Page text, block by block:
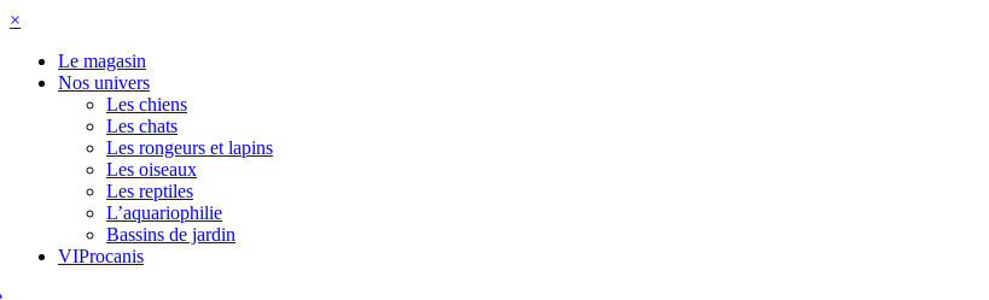
×
Le magasin
Nos univers
Les chiens
Les chats
Les rongeurs et lapins
Les oiseaux
Les reptiles
L’aquariophilie
Bassins de jardin
VIProcanis